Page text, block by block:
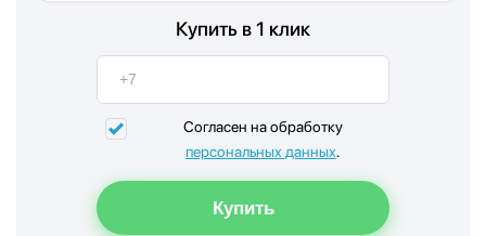
Купить в 1 клик
Согласен на обработку
персональных данных.